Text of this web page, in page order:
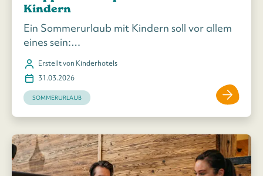
Kindern
Ein Sommerurlaub mit Kindern soll vor allem
eines sein:…
Erstellt von Kinderhotels
31.03.2026
SOMMERURLAUB